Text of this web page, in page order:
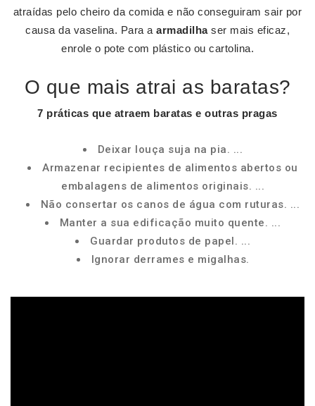
atraídas pelo cheiro da comida e não conseguiram sair por
causa da vaselina. Para a armadilhaser mais eficaz,
enrole o pote com plástico ou cartolina.
O que mais atrai as baratas?
7 práticas que atraem baratas e outras pragas
Deixar louça suja na pia. ...
Armazenar recipientes de alimentos abertos ou
embalagens de alimentos originais. ...
Não consertar os canos de água com ruturas. ...
Manter a sua edificação muito quente. ...
Guardar produtos de papel. ...
Ignorar derrames e migalhas.